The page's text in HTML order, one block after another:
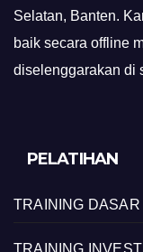
Selatan, Banten.
baik secara offline
diselenggarakan di
PELATIHAN
TRAINING DASAR
TRAINING